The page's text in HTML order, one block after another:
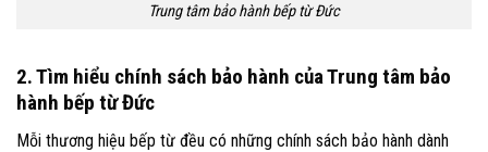
Trung tâm bảo hành bếp từ Đức
2. Tìm hiểu chính sách bảo hành của Trung tâm bảo
hành bếp từ Đức
Mỗi thương hiệu bếp từ đều có những chính sách bảo hành dành